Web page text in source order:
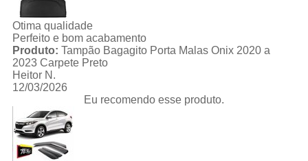
Otima qualidade
Perfeito e bom acabamento
Produto: Tampão Bagagito Porta Malas Onix 2020 a
2023 Carpete Preto
Heitor N.
12/03/2026
Eu recomendo esse produto.